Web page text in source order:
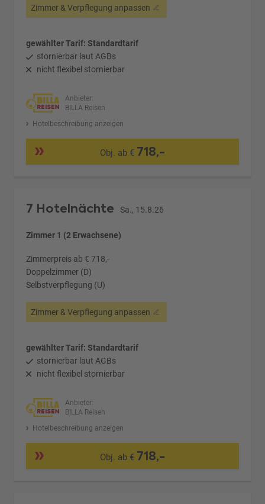
Zimmer & Verpflegung anpassen
gewählter Tarif: Standardtarif
stornierbar laut AGBs
nicht flexibel stornierbar
Anbieter:
BILLA Reisen
Hotelbeschreibung anzeigen
Obj. ab € 718,-
7 Hotelnächte Sa., 15.8.26
Zimmer 1 (2 Erwachsene)
Zimmerpreis ab € 718,-
Doppelzimmer (D)
Selbstverpflegung (U)
Zimmer & Verpflegung anpassen
gewählter Tarif: Standardtarif
stornierbar laut AGBs
nicht flexibel stornierbar
Anbieter:
BILLA Reisen
Hotelbeschreibung anzeigen
Obj. ab € 718,-